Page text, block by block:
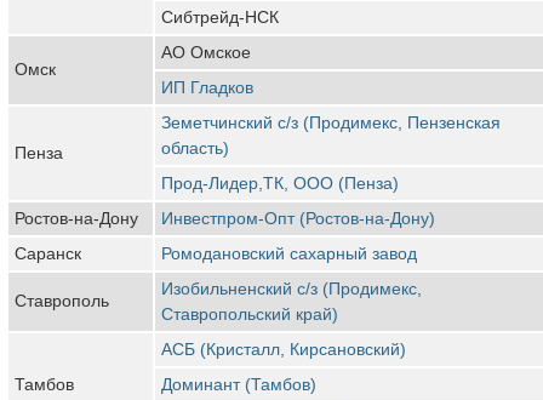
Сибтрейд-НСК
Омск
АО Омское
ИП Гладков
Пенза
Земетчинский с/з (Продимекс, Пензенская
область)
Прод-Лидер,ТК, ООО (Пенза)
Ростов-на-Дону
Инвестпром-Опт (Ростов-на-Дону)
Саранск
Ромодановский сахарный завод
Ставрополь
Изобильненский с/з (Продимекс,
Ставропольский край)
Тамбов
АСБ (Кристалл, Кирсановский)
Доминант (Тамбов)